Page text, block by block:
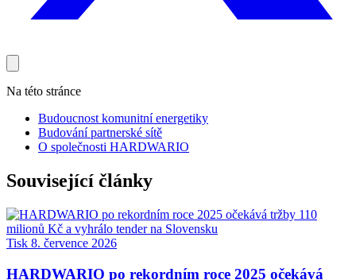
Na této stránce
Budoucnost komunitní energetiky
Budování partnerské sítě
O společnosti HARDWARIO
Související články
Tisk 8. července 2026
HARDWARIO po rekordním roce 2025 očekává